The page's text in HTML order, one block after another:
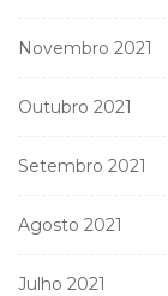
Novembro 2021
Outubro 2021
Setembro 2021
Agosto 2021
Julho 2021